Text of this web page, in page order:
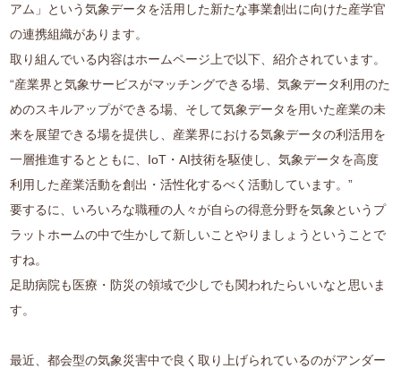
アム」という気象データを活用した新たな事業創出に向けた産学官
の連携組織があります。
取り組んでいる内容はホームページ上で以下、紹介されています。
“産業界と気象サービスがマッチングできる場、気象データ利用のた
めのスキルアップができる場、そして気象データを用いた産業の未
来を展望できる場を提供し、産業界における気象データの利活用を
一層推進するとともに、IoT・AI技術を駆使し、気象データを高度
利用した産業活動を創出・活性化するべく活動しています。”
要するに、いろいろな職種の人々が自らの得意分野を気象というプ
ラットホームの中で生かして新しいことやりましょうということで
すね。
足助病院も医療・防災の領域で少しでも関われたらいいなと思いま
す。
最近、都会型の気象災害中で良く取り上げられているのがアンダー